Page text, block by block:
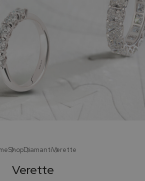
ShopDiamantiVerette
Verette